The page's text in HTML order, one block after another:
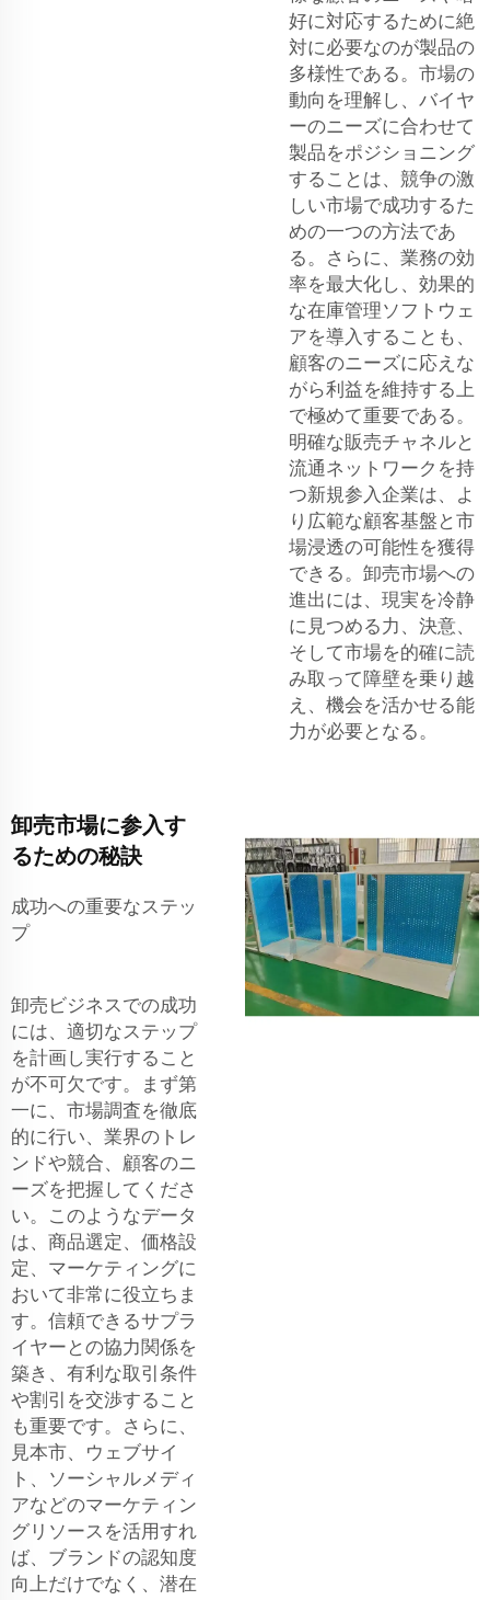
好に対応するために絶
対に必要なのが製品の
多様性である。市場の
動向を理解し、バイヤ
ーのニーズに合わせて
製品をポジショニング
することは、競争の激
しい市場で成功するた
めの一つの方法であ
る。さらに、業務の効
率を最大化し、効果的
な在庫管理ソフトウェ
アを導入することも、
顧客のニーズに応えな
がら利益を維持する上
で極めて重要である。
明確な販売チャネルと
流通ネットワークを持
つ新規参入企業は、よ
り広範な顧客基盤と市
場浸透の可能性を獲得
できる。卸売市場への
進出には、現実を冷静
に見つめる力、決意、
そして市場を的確に読
み取って障壁を乗り越
え、機会を活かせる能
力が必要となる。
卸売市場に参入す
るための秘訣
成功への重要なステッ
プ
卸売ビジネスでの成功
には、適切なステップ
を計画し実行すること
が不可欠です。まず第
一に、市場調査を徹底
的に行い、業界のトレ
ンドや競合、顧客のニ
ーズを把握してくださ
い。このようなデータ
は、商品選定、価格設
定、マーケティングに
おいて非常に役立ちま
す。信頼できるサプラ
イヤーとの協力関係を
築き、有利な取引条件
や割引を交渉すること
も重要です。さらに、
見本市、ウェブサイ
ト、ソーシャルメディ
アなどのマーケティン
グリソースを活用すれ
ば、ブランドの認知度
向上だけでなく、潜在